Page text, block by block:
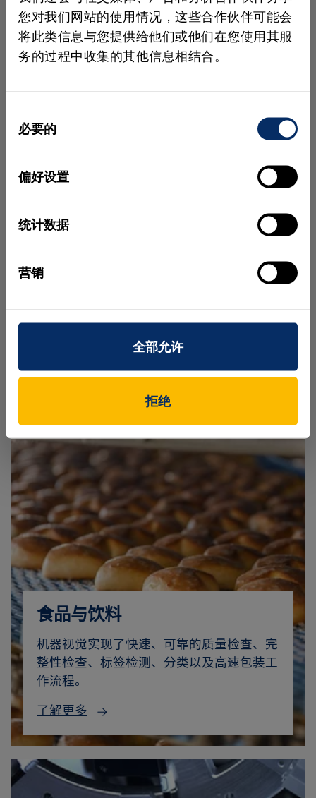
您对我们网站的使用情况，这些合作伙伴可能会
将此类信息与您提供给他们或他们在您使用其服
务的过程中收集的其他信息相结合。
必要的
偏好设置
统计数据
营销
全部允许
拒绝
电气组件与太阳能
高分辨率的检测和精密计量支持电子和光伏
了解更多
食品与饮料
机器视觉实现了快速、可靠的质量检查、完
整性检查、标签检测、分类以及高速包装工
作流程。
了解更多